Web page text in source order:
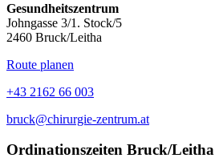
Gesundheitszentrum
Johngasse 3/1. Stock/5
2460 Bruck/Leitha
Route planen
+43 2162 66 003
bruck@chirurgie-zentrum.at
Ordinationszeiten Bruck/Leitha